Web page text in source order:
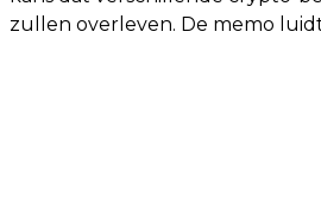
zullen overleven. De memo